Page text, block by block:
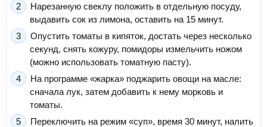
Нарезанную свеклу положить в отдельную посуду,
выдавить сок из лимона, оставить на 15 минут.
Опустить томаты в кипяток, достать через несколько
секунд, снять кожуру, помидоры измельчить ножом
(можно использовать томатную пасту).
На программе «жарка» поджарить овощи на масле:
сначала лук, затем добавить к нему морковь и
томаты.
Переключить на режим «суп», время 30 минут, налить